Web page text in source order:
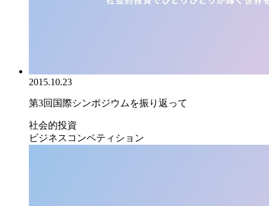
2015.10.23
第3回国際シンポジウムを振り返って
社会的投資
ビジネスコンペティション